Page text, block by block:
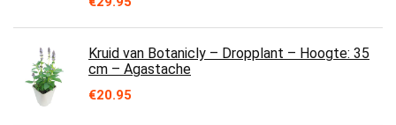
Kruid van Botanicly – Dropplant – Hoogte: 35
cm – Agastache
€20.95